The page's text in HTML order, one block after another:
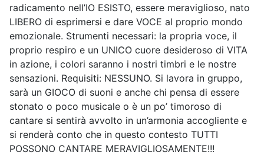
radicamento nell’IO ESISTO, essere meraviglioso, nato
LIBERO di esprimersi e dare VOCE al proprio mondo
emozionale. Strumenti necessari: la propria voce, il
proprio respiro e un UNICO cuore desideroso di VITA
in azione, i colori saranno i nostri timbri e le nostre
sensazioni. Requisiti: NESSUNO. Si lavora in gruppo,
sarà un GIOCO di suoni e anche chi pensa di essere
stonato o poco musicale o è un po’ timoroso di
cantare si sentirà avvolto in un’armonia accogliente e
si renderà conto che in questo contesto TUTTI
POSSONO CANTARE MERAVIGLIOSAMENTE!!!